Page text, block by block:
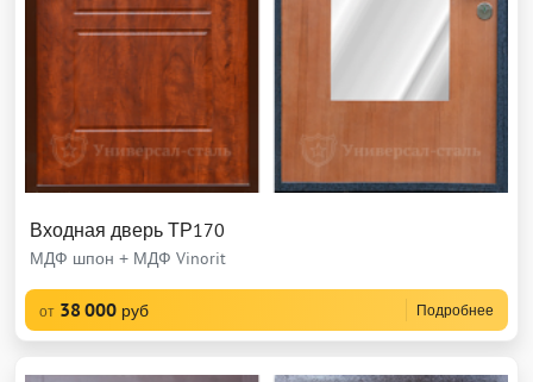
Входная дверь ТР170
МДФ шпон + МДФ Vinorit
от 38 000 руб Подробнее